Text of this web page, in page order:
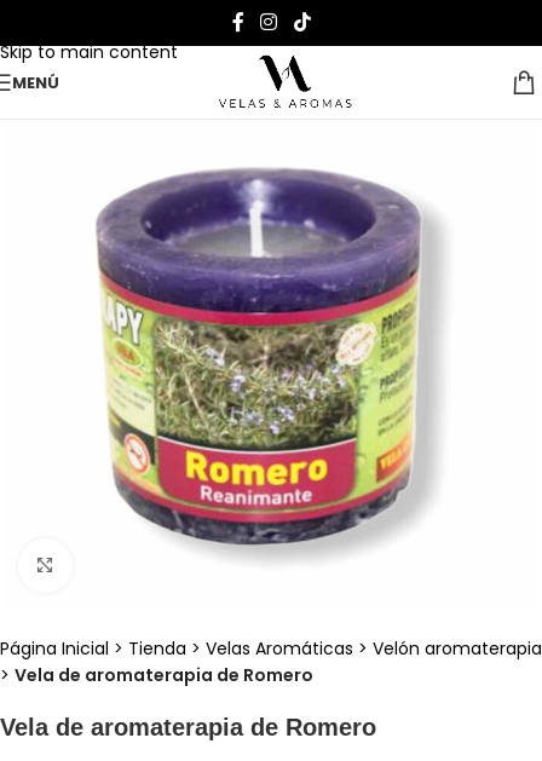
Skip to main content
MENÚ
Página Inicial > Tienda > Velas Aromáticas > Velón aromaterapia
> Vela de aromaterapia de Romero
Vela de aromaterapia de Romero